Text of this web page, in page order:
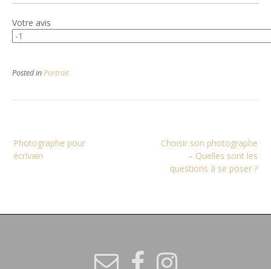
Votre avis
Posted inPortrait
de
l’article
Choisir son photographe
– Quelles sont les
questions à se poser ?
Photographe pour
écrivain